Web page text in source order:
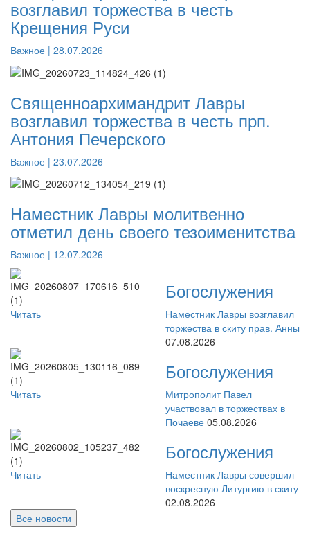
возглавил торжества в честь
Крещения Руси
Важное | 28.07.2026
Священноархимандрит Лавры
возглавил торжества в честь прп.
Антония Печерского
Важное | 23.07.2026
Наместник Лавры молитвенно
отметил день своего тезоименитства
Важное | 12.07.2026
Читать
Богослужения
Наместник Лавры возглавил
торжества в скиту прав. Анны
07.08.2026
Читать
Богослужения
Митрополит Павел
участвовал в торжествах в
Почаеве 05.08.2026
Читать
Богослужения
Наместник Лавры совершил
воскресную Литургию в скиту
02.08.2026
Все новости